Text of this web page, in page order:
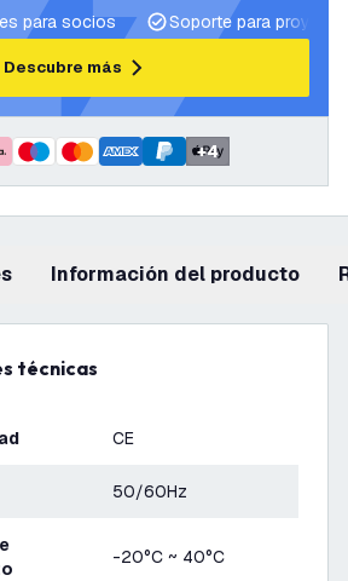
para socios
Soporte para
Descubre más
+4
información del producto
técnicas
CE
50/60Hz
-20°C ~ 40°C